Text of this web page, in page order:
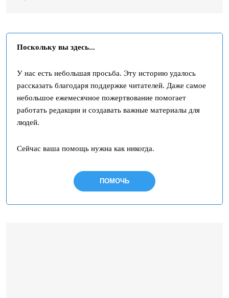
Поскольку вы здесь...
У нас есть небольшая просьба. Эту историю удалось
рассказать благодаря поддержке читателей. Даже самое
небольшое ежемесячное пожертвование помогает
работать редакции и создавать важные материалы для
людей.
Сейчас ваша помощь нужна как никогда.
ПОМОЧЬ